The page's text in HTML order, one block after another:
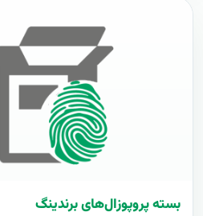
بسته پروپوزال‌های برندینگ